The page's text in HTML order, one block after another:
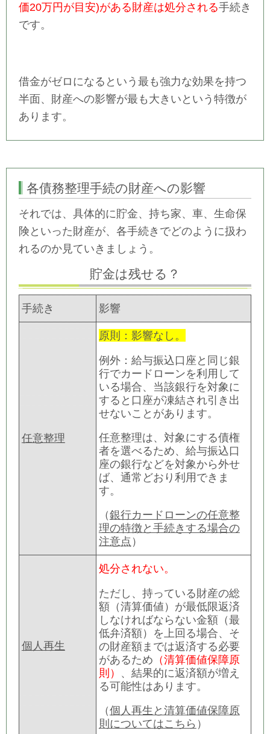
価20万円が目安)がある財産は処分される手続き
です。
借金がゼロになるという最も強力な効果を持つ
半面、財産への影響が最も大きいという特徴が
あります。
各債務整理手続の財産への影響
それでは、具体的に貯金、持ち家、車、生命保
険といった財産が、各手続きでどのように扱わ
れるのか見ていきましょう。
貯金は残せる？
手続き 影響
任意整理
原則：影響なし。
例外：給与振込口座と同じ銀
行でカードローンを利用して
いる場合、当該銀行を対象に
すると口座が凍結され引き出
せないことがあります。
任意整理は、対象にする債権
者を選べるため、給与振込口
座の銀行などを対象から外せ
ば、通常どおり利用できま
す。
（銀行カードローンの任意整
理の特徴と手続きする場合の
注意点 ）
個人再生
処分されない。
ただし、持っている財産の総
額（清算価値）が最低限返済
しなければならない金額（最
低弁済額）を上回る場合、そ
の財産額までは返済する必要
があるため （清算価値保障原
則）
、結果的に返済額が増え
る可能性はあります。
（個人再生と清算価値保障原
則についてはこちら ）